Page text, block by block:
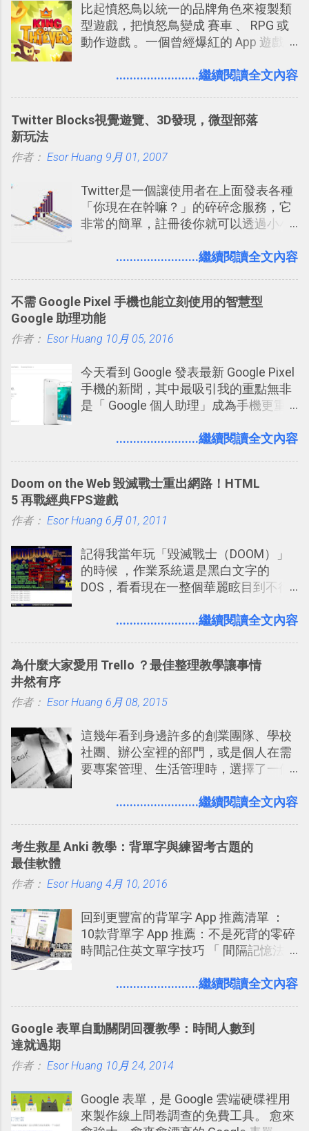
提供了印照片的服務 ，而且價格不貴，
可以立即拿到，操作流程也十分簡單。
之前我在電腦玩物分享過：「 不需買印
方便教學 」。這篇文章則從印照片出
比起憤怒鳥以統一的品牌角色來複製類
型遊戲，把憤怒鳥變成 賽車 、 RPG 或
動作遊戲 。一個曾經爆紅的 App 遊戲開
次推出另外一個足以撼動市場，並且有
是另外一款非常知名系列作「 Cut the
ZeptoLab ，在玩了幾個割繩子變形後，
品：「 King of Thieves 」，這是一款
玩法與眾不同的 PVP 偷竊對戰遊戲 。
........................繼續閱讀全文內容
Twitter Blocks視覺遊覽、3D發現，微型部落
新玩法
作者： Esor Huang 9月 01, 2007
Twitter是一個讓使用者在上面發表各種
「你現在在幹嘛？」的碎碎念服務，它
非常的簡單，註冊後你就可以透過小小
文，你可以真的在上面說明你在做什
牢騷，或許你也想要透過Twitter來詢問
什麼事情。各式各樣被發表的
「twitter」會像資訊之河一樣在首頁、
不管是採用什麼樣的方式利用Twitter，
沒有人會有意見，這是我覺得Twitter很
自由也很有趣的一個地方，我可以無拘
利用Twitter來嘗試各種可能。例如 目前
些軟體更新、網站服務的資訊，未來也
很想試試看是否能加入短評，或者對於
電腦玩物介紹過的資訊作補充，讓我的
的 碎碎念版電腦玩物 。不過你不需要像
我這麼認真，因為 我也很喜歡在Twitter
上面看到各種突如其來的生活雜感、毫
好像把大家的生活用一種很自然無隔
Twitter的服務目前並不少見，台灣
Twitter型服務，而最近一向簡約的
天推出的「 Twitter Blocks 」更是一個
值得一玩的3D視覺化功能，下面就來分
享一下我玩這個新功能的一些感想。
Twitter Blocks：
蒐小誌： http://twitter.com/esorhjy
Twitter除了自顧自的碎碎念外，你可以
者，只要進入該使用者的個人頁面，然
跟隨者、被跟隨者的概念是Twitter另一
個非常好玩的地方 ，所以 這次的
Twitter Blocks很強調這個人際網路的概
3D視圖有什麼用途的話，就是 它可以讓
你非常方便、好玩、即興的擴展你的
Twit...
........................繼續閱讀全文內容
不需 Google Pixel 手機也能立刻使用的智慧型
Google 助理功能
作者： Esor Huang 10月 05, 2016
今天看到 Google 發表最新 Google Pixel
手機的新聞，其中最吸引我的重點無非
是「 Google 個人助理」成為手機更重
「這是他使用過最聰明的一台智慧型手
問、可以找出特殊的照片、可以規劃我
們的行程，也能幫我們安排時間。 其實
如果單從後面幾個「功能面」來看， 這
內建在我們的 Google 系統中，甚至大
多在 Android 與 iPhone 手機上都能使
用。
........................繼續閱讀全文內容
Doom on the Web 毀滅戰士重出網路！HTML
5 再戰經典FPS遊戲
作者： Esor Huang 6月 01, 2011
記得我當年玩「毀滅戰士（DOOM）」
的時候 ，作業系統還是黑白文字的
DOS，看看現在一整個華麗眩目到不行
過的第一款 FPS遊戲 （應該也是世界上
來看DOOM的畫面簡直慘不忍睹，但如
想必還是會有一番美好的回味。 還好我
Mozilla Demo Studio 」網站提供了讓技
術人員交流HTML、CSS、Javascript新
玩意的園地，而其中一個最新的作品，
一代的網頁版！ 這款「 DOOM on the
內，玩家可以免費上網通關！不過目前
Firefox 4 和Safari ，而 Google Chrome
........................繼續閱讀全文內容
為什麼大家愛用 Trello ？最佳整理教學讓事情
井然有序
作者： Esor Huang 6月 08, 2015
這幾年看到身邊許多的創業團隊、學校
社團、辦公室裡的部門，或是個人在需
要專案管理、生活管理時，選擇了一個
一個什麼樣的管理工具，讓這麼多人都
念」的管理教學文章： 把 Evernote 當
Google Drive 變身 Trello ！幫雲端硬碟
著 Trello ，卻還沒有在電腦玩物上寫過
一篇完整的介紹！雖然錯過了幾年前第
一時間推薦 Trello 的時機，但在這段時
澱自己的使用方法，歸納出「 為什麼值
學。 2015/6/13 新增： 免費專案管理軟
2016 年新增 ： 如何將 Trello 切換到繁
2016/7/7 新增 ： 如何活用 Trello 記
帳？我的理財計畫心得與看板範本
........................繼續閱讀全文內容
考生救星 Anki 教學：背單字與練習考古題的
最佳軟體
作者： Esor Huang 4月 10, 2016
回到更豐富的背單字 App 推薦清單 ：
10款背單字 App 推薦：不是死背的零碎
時間記住英文單字技巧 「 間隔記憶法
短期記憶變成長期記憶。 舉例來說我今
強；然後下次快要忘記可能變成相隔一
化，讓記憶延長到可能半個月；那時候
來一個月的記憶長度！就這樣反覆慢慢
拉長時間練習，就能讓一個東西成為腦
........................繼續閱讀全文內容
Google 表單自動關閉回覆教學：時間人數到
達就過期
作者： Esor Huang 10月 24, 2014
Google 表單，是 Google 雲端硬碟裡用
來製作線上問卷調查的免費工具。 愈來